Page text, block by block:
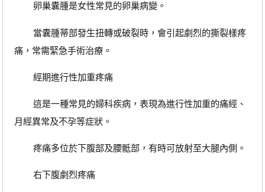
卵巢囊腫是女性常見的卵巢病變。
當囊腫蒂部發生扭轉或破裂時，會引起劇烈的撕裂樣疼
痛，常需緊急手術治療。
經期進行性加重疼痛
這是一種常見的婦科疾病，表現為進行性加重的痛經、
月經異常及不孕等症狀。
疼痛多位於下腹部及腰骶部，有時可放射至大腿內側。
右下腹劇烈疼痛